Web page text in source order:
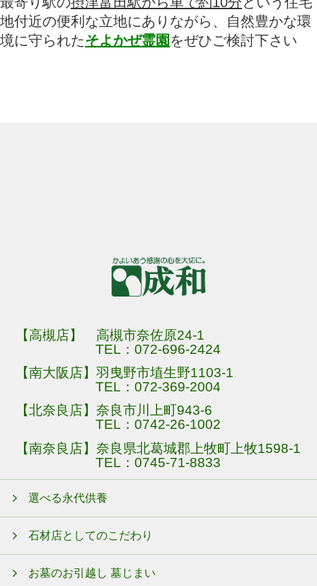
地付近の便利な立地にありながら、自然豊かな環
境に守られたそよかぜ霊園 をぜひご検討下さい
【高槻店】 高槻市奈佐原24-1
TEL：072-696-2424
【南大阪店】羽曳野市埴生野1103-1
TEL：072-369-2004
【北奈良店】奈良市川上町943-6
TEL：0742-26-1002
【南奈良店】奈良県北葛城郡上牧町上牧1598-1
TEL：0745-71-8833
選べる永代供養
石材店としてのこだわり
お墓のお引越し 墓じまい